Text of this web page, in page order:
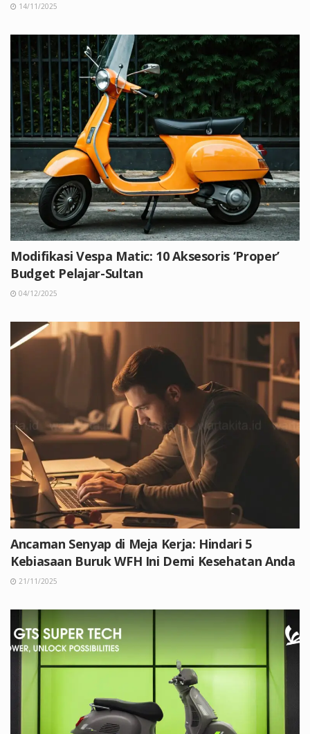
14/11/2025
Modifikasi Vespa Matic: 10 Aksesoris ‘Proper’
Budget Pelajar-Sultan
04/12/2025
Ancaman Senyap di Meja Kerja: Hindari 5
Kebiasaan Buruk WFH Ini Demi Kesehatan Anda
21/11/2025